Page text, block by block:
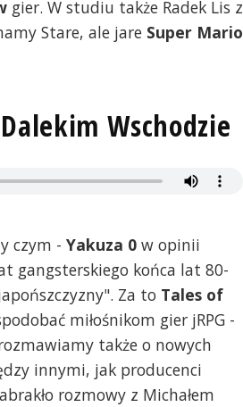
gier. W studiu także Radek Lis z
Stare, ale jare Super Mario
Wschodzie
czym - Yakuza 0 w opinii
gangsterskiego końca lat 80-
Za to Tales of
miłośnikom gier jRPG -
także o nowych
innymi, jak producenci
rozmowy z Michałem